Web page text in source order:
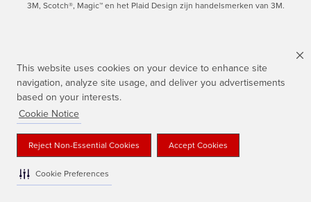
This website uses cookies on your device to enhance site
navigation, analyze site usage, and deliver you advertisements
based on your interests.
Cookie Notice
Reject Non-Essential Cookies Accept Cookies
Cookie Preferences
3M, Scotch®, Magic™ en het Plaid Design zijn handelsmerken van 3M.